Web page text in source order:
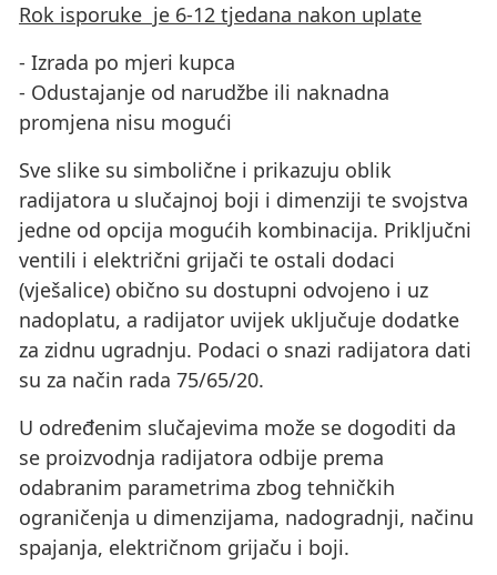
Rok isporuke je 6-12 tjedana nakon uplate
- Izrada po mjeri kupca
- Odustajanje od narudžbe ili naknadna
promjena nisu mogući
Sve slike su simbolične i prikazuju oblik
radijatora u slučajnoj boji i dimenziji te svojstva
jedne od opcija mogućih kombinacija. Priključni
ventili i električni grijači te ostali dodaci
(vješalice) obično su dostupni odvojeno i uz
nadoplatu, a radijator uvijek uključuje dodatke
za zidnu ugradnju. Podaci o snazi ​​radijatora dati
su za način rada 75/65/20.
U određenim slučajevima može se dogoditi da
se proizvodnja radijatora odbije prema
odabranim parametrima zbog tehničkih
ograničenja u dimenzijama, nadogradnji, načinu
spajanja, električnom grijaču i boji.